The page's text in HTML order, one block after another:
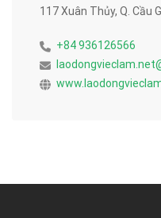
117 Xuân Thủy, Q. Cầu
+84 936126566